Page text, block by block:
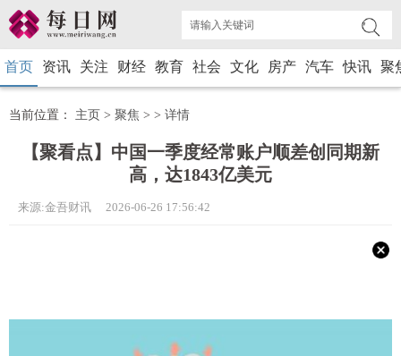
首页 资讯 关注 财经 教育 社会 文化 房产 汽车 快讯 聚
当前位置： 主页 > 聚焦 > > 详情
【聚看点】中国一季度经常账户顺差创同期新
高，达1843亿美元
来源:金吾财讯 2026-06-26 17:56:42